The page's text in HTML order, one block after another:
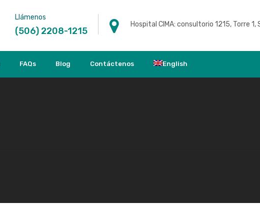
Llámenos
(506) 2208-1215
Hospital CIMA: consultorio 1215, Torre 1,
FAQs Blog Contáctenos English